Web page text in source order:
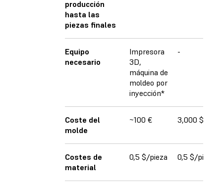
producción
hasta las
piezas finales
Equipo
necesario
Impresora
3D,
máquina de
moldeo por
inyección*
-
Coste del
molde
~100 € 3,000 $
Costes de
material
0,5 $/pieza 0,5 $/pieza